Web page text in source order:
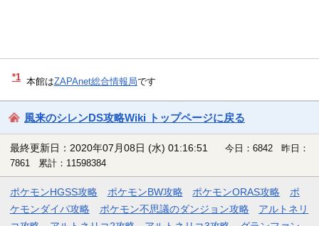
*1 本館はZAPAnet総合情報局です
風来のシレンDS攻略Wiki トップページに戻る
最終更新日：2020年07月08日 (水) 01:16:51
今日：6842 昨日：
7861 累計：11598384
ポケモンHGSS攻略 ポケモンBW攻略 ポケモンORAS攻略
ポ
ケモンダイパ攻略
ポケモン不思議のダンジョン攻略
アルトネリ